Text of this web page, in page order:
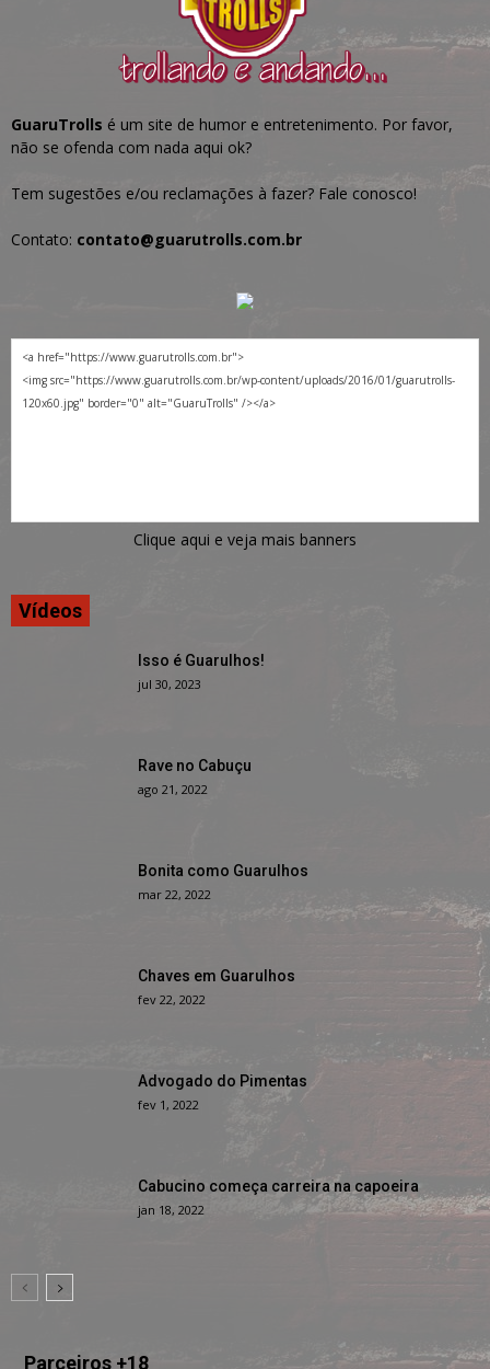
GuaruTrolls é um site de humor e entretenimento. Por favor,
não se ofenda com nada aqui ok?
Tem sugestões e/ou reclamações à fazer? Fale conosco!
Contato: contato@guarutrolls.com.br
Clique aqui e veja mais banners
Vídeos
Isso é Guarulhos!
jul 30, 2023
Rave no Cabuçu
ago 21, 2022
Bonita como Guarulhos
mar 22, 2022
Chaves em Guarulhos
fev 22, 2022
Advogado do Pimentas
fev 1, 2022
Cabucino começa carreira na capoeira
jan 18, 2022
Parceiros +18